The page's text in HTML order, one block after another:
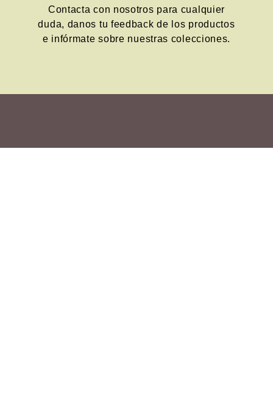
Contacta con nosotros para cualquier
duda, danos tu feedback de los productos
e infórmate sobre nuestras colecciones.